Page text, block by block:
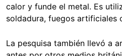
calor y funde el metal. Es
soldadura, fuegos artificiales
La pesquisa también llevó a